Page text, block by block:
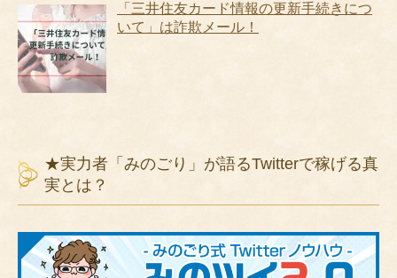
「三井住友カード情報の更新手続きにつ
いて」は詐欺メール！
★実力者「みのごり」が語るTwitterで稼げる真
実とは？